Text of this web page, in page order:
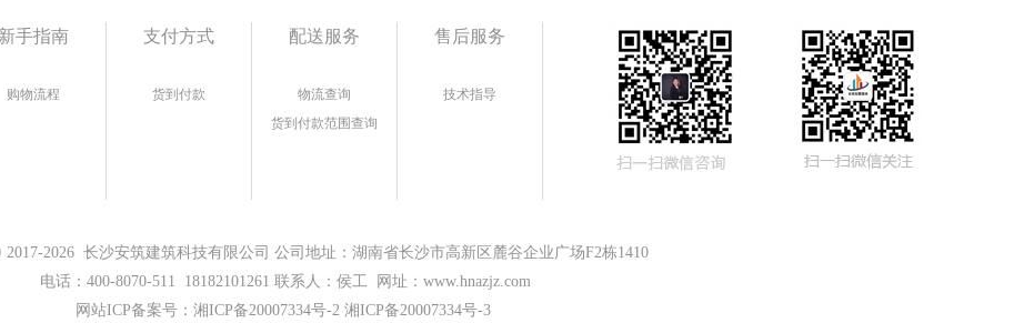
新手指南
购物流程
支付方式
货到付款
配送服务
物流查询
货到付款范围查询
售后服务
技术指导
2017-2026 长沙安筑建筑科技有限公司 公司地址：湖南省长沙市高新区麓谷企业广场F2栋1410
电话：400-8070-511 18182101261 联系人：侯工 网址：www.hnazjz.com
网站ICP备案号： 湘ICP备20007334号-2 湘ICP备20007334号-3